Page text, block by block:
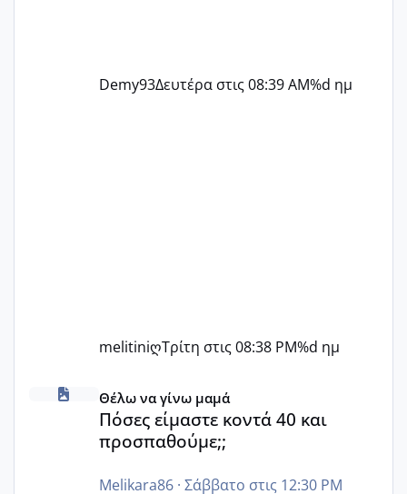
Demy93Δευτέρα στις 08:39 AM%d ημ
melitiniღΤρίτη στις 08:38 PM%d ημ
Πόσες είμαστε κοντά 40 και προσπαθούμε;;
Θέλω να γίνω μαμά
Πόσες είμαστε κοντά 40 και
προσπαθούμε;;
Melikara86· Σάββατο στις 12:30 PM